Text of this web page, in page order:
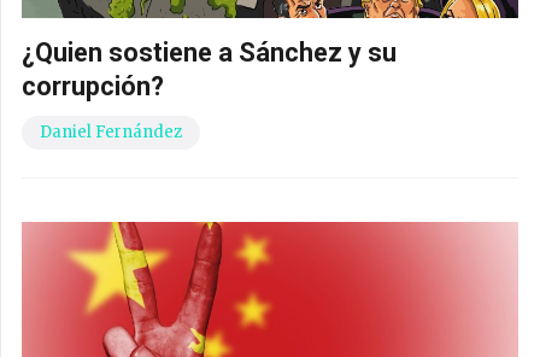
¿Quien sostiene a Sánchez y su
corrupción?
Daniel Fernández